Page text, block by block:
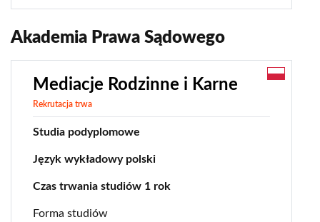
Akademia Prawa Sądowego
Mediacje Rodzinne i Karne
Rekrutacja trwa
Studia podyplomowe
Język wykładowy polski
Czas trwania studiów 1 rok
Forma studiów